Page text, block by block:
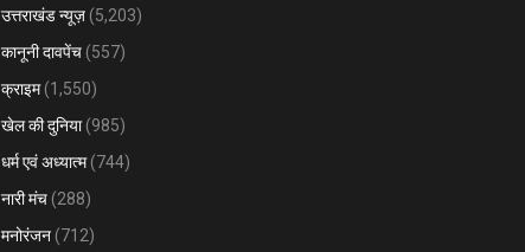
उत्तराखंड न्यूज़ (5,203)
कानूनी दावपेंच (557)
क्राइम(1,550)
खेल की दुनिया(985)
धर्म एवं अध्यात्म(744)
नारी मंच (288)
मनोरंजन (712)